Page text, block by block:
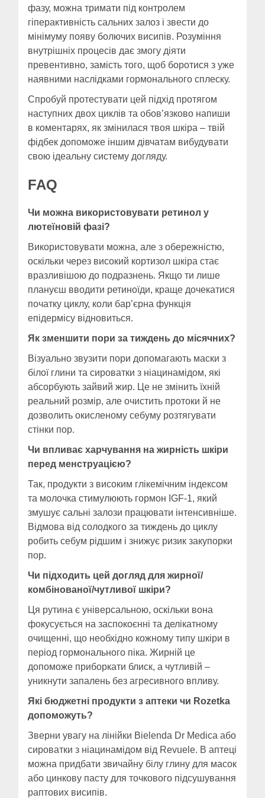
фазу, можна тримати під контролем
гіперактивність сальних залоз і звести до
мінімуму появу болючих висипів. Розуміння
внутрішніх процесів дає змогу діяти
превентивно, замість того, щоб боротися з уже
наявними наслідками гормонального сплеску.
Спробуй протестувати цей підхід протягом
наступних двох циклів та обов’язково напиши
в коментарях, як змінилася твоя шкіра – твій
фідбек допоможе іншим дівчатам вибудувати
свою ідеальну систему догляду.
FAQ
Чи можна використовувати ретинол у
лютеїновій фазі?
Використовувати можна, але з обережністю,
оскільки через високий кортизол шкіра стає
вразливішою до подразнень. Якщо ти лише
плануєш вводити ретиноїди, краще дочекатися
початку циклу, коли бар’єрна функція
епідермісу відновиться.
Як зменшити пори за тиждень до місячних?
Візуально звузити пори допомагають маски з
білої глини та сироватки з ніацинамідом, які
абсорбують зайвий жир. Це не змінить їхній
реальний розмір, але очистить протоки й не
дозволить окисленому себуму розтягувати
стінки пор.
Чи впливає харчування на жирність шкіри
перед менструацією?
Так, продукти з високим глікемічним індексом
та молочка стимулюють гормон IGF-1, який
змушує сальні залози працювати інтенсивніше.
Відмова від солодкого за тиждень до циклу
робить себум рідшим і знижує ризик закупорки
пор.
Чи підходить цей догляд для жирної/
комбінованої/чутливої шкіри?
Ця рутина є універсальною, оскільки вона
фокусується на заспокоєнні та делікатному
очищенні, що необхідно кожному типу шкіри в
період гормонального піка. Жирній це
допоможе приборкати блиск, а чутливій –
уникнути запалень без агресивного впливу.
Які бюджетні продукти з аптеки чи Rozetka
допоможуть?
Зверни увагу на лінійки Bielenda Dr Medica або
сироватки з ніацинамідом від Revuele. В аптеці
можна придбати звичайну білу глину для масок
або цинкову пасту для точкового підсушування
раптових висипів.